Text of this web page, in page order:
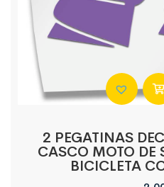
2 PEGATINAS
CASCO MOTO DE
BICICLETA